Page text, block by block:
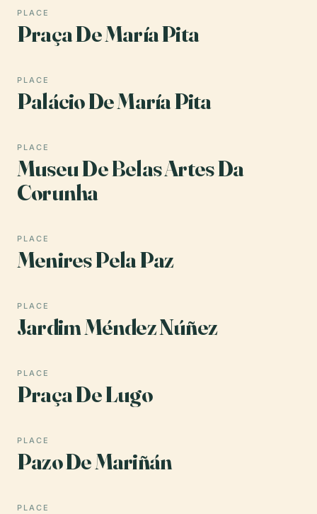
PLACE
Praça De María Pita
PLACE
Palácio De María Pita
PLACE
Museu De Belas Artes Da
Corunha
PLACE
Menires Pela Paz
PLACE
Jardim Méndez Núñez
PLACE
Praça De Lugo
PLACE
Pazo De Mariñán
PLACE